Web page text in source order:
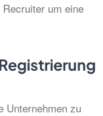
um eine
Unternehmen zu